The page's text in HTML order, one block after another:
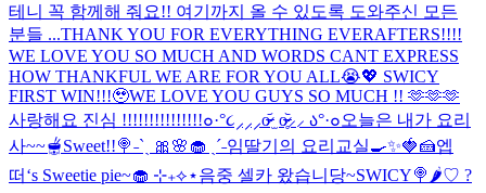
테니 꼭 함께해 줘요!! 여기까지 올 수 있도록 도와주신 모든
분들 ...THANK YOU FOR EVERYTHING EVERAFTERS!!!!
WE LOVE YOU SO MUCH AND WORDS CANT EXPRESS
HOW THANKFUL WE ARE FOR YOU ALL😭💖 SWICY
FIRST WIN!!!🥹WE LOVE YOU GUYS SO MUCH !! 🫶🫶🫶
사랑해요 진심 !!!!!!!!!!!!!!!๐·°૮⸝⸝⸝o̴̶̷᷄ ̫ o̴̶̷̥᷅⸝⸝ ა°·๐오늘은 내가 요리
사~~🫕Sweet!!🍭˗ˋˏ 🎀🌸🧁 ˎˊ˗임딸기의 요리교실🍳✨🍓🍰엡
떠‘s Sweetie pie~🧁 ⊹₊⟡⋆음중 셀카 왔습니당~SWICY🍭🌶️♡ ?